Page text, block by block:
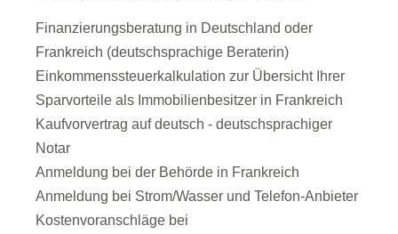
Finanzierungsberatung in Deutschland oder
Frankreich (deutschsprachige Beraterin)
Einkommenssteuerkalkulation zur Übersicht Ihrer
Sparvorteile als Immobilienbesitzer in Frankreich
Kaufvorvertrag auf deutsch - deutschsprachiger
Notar
Anmeldung bei der Behörde in Frankreich
Anmeldung bei Strom/Wasser und Telefon-Anbieter
Kostenvoranschläge bei